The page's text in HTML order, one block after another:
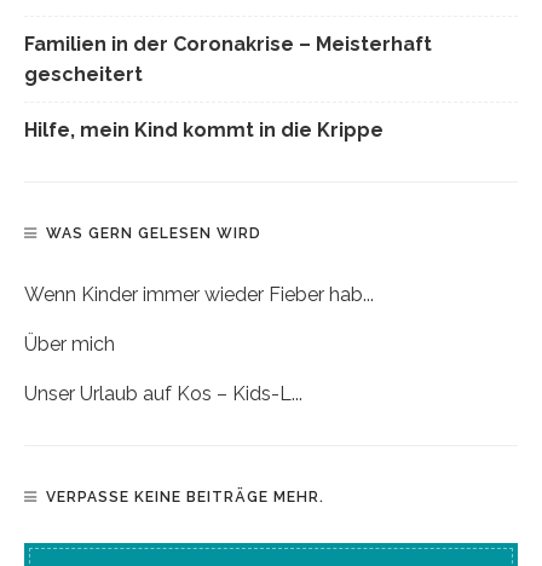
Familien in der Coronakrise – Meisterhaft
gescheitert
Hilfe, mein Kind kommt in die Krippe
WAS GERN GELESEN WIRD
Wenn Kinder immer wieder Fieber hab...
Über mich
Unser Urlaub auf Kos – Kids-L...
VERPASSE KEINE BEITRÄGE MEHR.